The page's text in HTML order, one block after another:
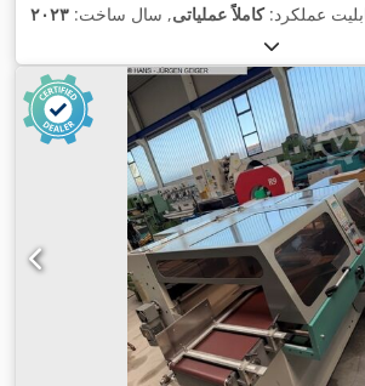
عملکرد:کاملاً عملیاتی, سال ساخت: ۲۰۲۳